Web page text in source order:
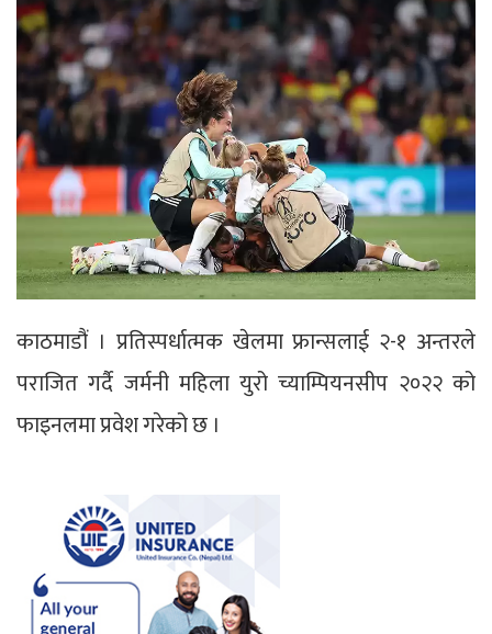
काठमाडौं । प्रतिस्पर्धात्मक खेलमा फ्रान्सलाई २-१ अन्तरले
पराजित गर्दै जर्मनी महिला युरो च्याम्पियनसीप २०२२ को
फाइनलमा प्रवेश गरेको छ ।